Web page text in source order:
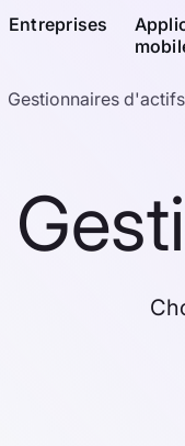
Entreprises
Gestionnaires d'actifs